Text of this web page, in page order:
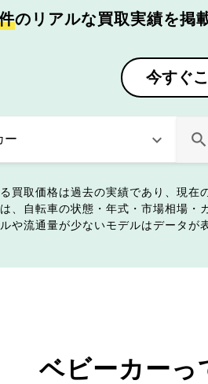
のリアルな買取実績を掲
今すぐ
買取価格は過去の実績であり、現在
、自転車の状態・年式・市場相場・
や流通量が少ないモデルはデータが
ベビーカーっ